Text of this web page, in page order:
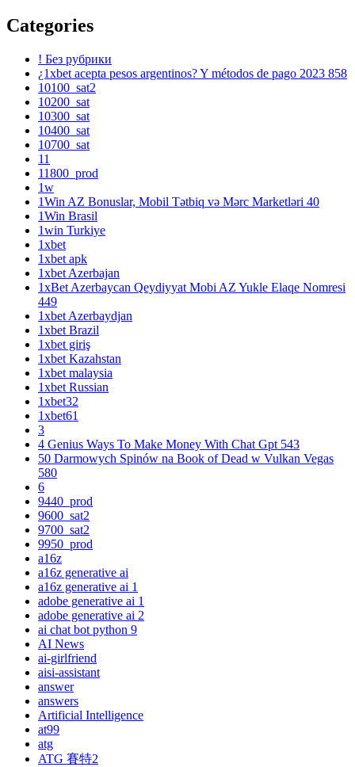
Categories
! Без рубрики
¿1xbet acepta pesos argentinos? Y métodos de pago 2023 858
10100_sat2
10200_sat
10300_sat
10400_sat
10700_sat
11
11800_prod
1w
1Win AZ Bonuslar, Mobil Tətbiq və Mərc Marketləri 40
1Win Brasil
1win Turkiye
1xbet
1xbet apk
1xbet Azerbajan
1xBet Azerbaycan Qeydiyyat Mobi AZ Yukle Elaqe Nomresi
449
1xbet Azerbaydjan
1xbet Brazil
1xbet giriş
1xbet Kazahstan
1xbet malaysia
1xbet Russian
1xbet32
1xbet61
3
4 Genius Ways To Make Money With Chat Gpt 543
50 Darmowych Spinów na Book of Dead w Vulkan Vegas
580
6
9440_prod
9600_sat2
9700_sat2
9950_prod
a16z
a16z generative ai
a16z generative ai 1
adobe generative ai 1
adobe generative ai 2
ai chat bot python 9
AI News
ai-girlfriend
aisi-assistant
answer
answers
Artificial Intelligence
at99
atg
ATG 賽特2